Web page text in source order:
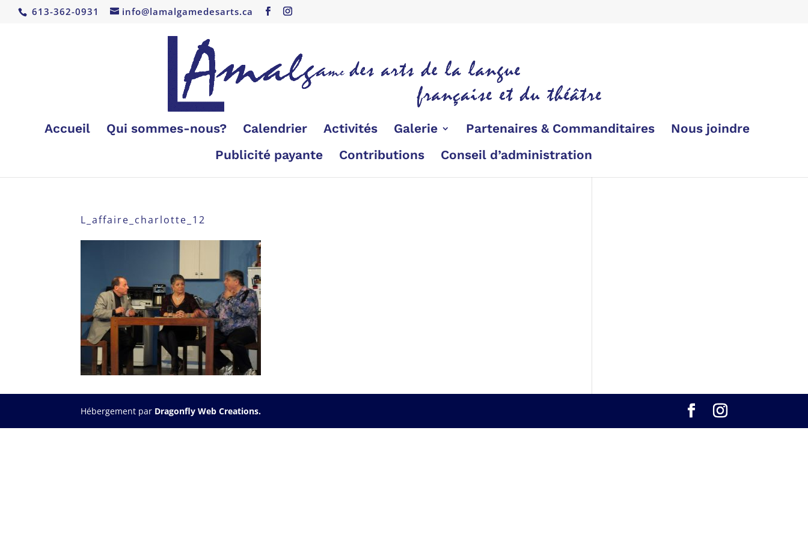
613-362-0931 info@lamalgamedesarts.ca
Accueil Qui sommes-nous? Calendrier Activités Galerie Partenaires & Commanditaires
Nous joindre
Publicité payante
Contributions Conseil d’administration
L_affaire_charlotte_12
Hébergement par Dragonfly Web Creations.